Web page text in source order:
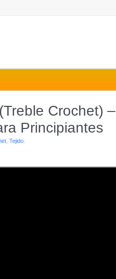
Crochet) –
Principiantes
Tejido